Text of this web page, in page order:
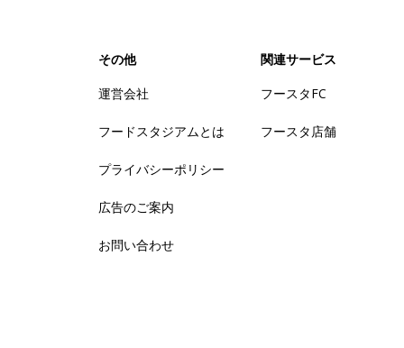
その他
運営会社
フードスタジアムとは
プライバシーポリシー
広告のご案内
お問い合わせ
関連サービス
フースタFC
フースタ店舗